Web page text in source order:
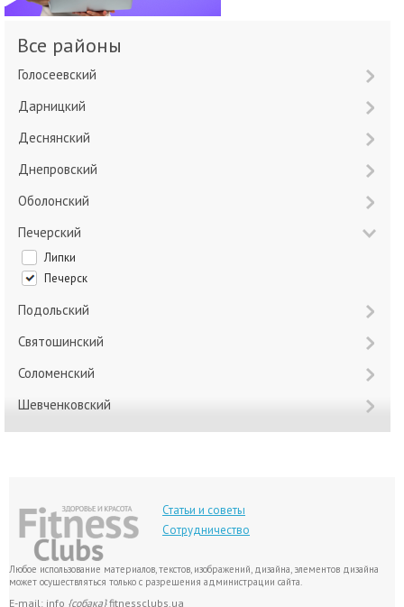
Все районы
Голосеевский
Дарницкий
Деснянский
Днепровский
Оболонский
Печерский
Липки
Печерск
Подольский
Святошинский
Соломенский
Шевченковский
Статьи и советы
Сотрудничество
Любое использование материалов, текстов, изображений, дизайна, элементов дизайна
может осуществляться только с разрешения администрации сайта.
E-mail: info {собака}fitnessclubs.ua